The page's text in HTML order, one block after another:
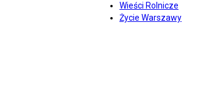
Wieści Rolnicze
Życie Warszawy